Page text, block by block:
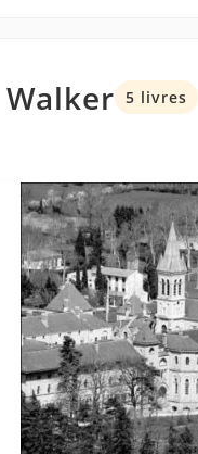
5 livres